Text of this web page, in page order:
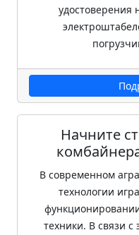
удостоверения
Начните
В современном
технологии
техники. В связи